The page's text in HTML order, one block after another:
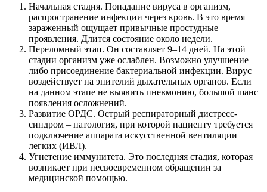
Начальная стадия. Попадание вируса в организм,
распространение инфекции через кровь. В это время
зараженный ощущает привычные простудные
проявления. Длится состояние около недели.
Переломный этап. Он составляет 9–14 дней. На этой
стадии организм уже ослаблен. Возможно улучшение
либо присоединение бактериальной инфекции. Вирус
воздействует на эпителий дыхательных органов. Если
на данном этапе не выявить пневмонию, большой шанс
появления осложнений.
Развитие ОРДС. Острый респираторный дистресс-
синдром – патология, при которой пациенту требуется
подключение аппарата искусственной вентиляции
легких (ИВЛ).
Угнетение иммунитета. Это последняя стадия, которая
возникает при несвоевременном обращении за
медицинской помощью.